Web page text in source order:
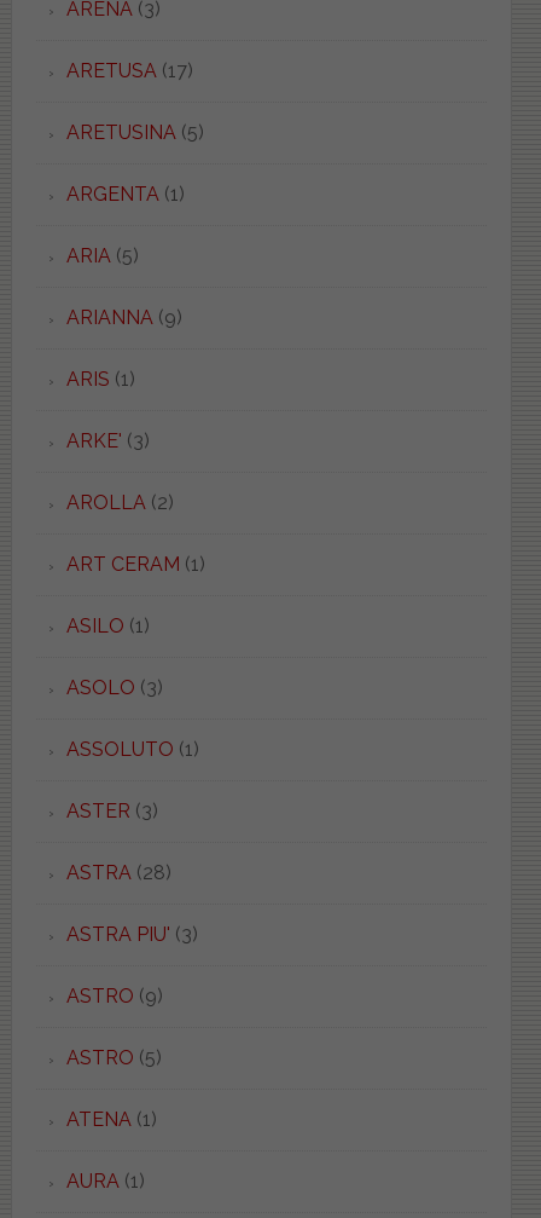
ARENA(3)
ARETUSA(17)
ARETUSINA(5)
ARGENTA(1)
ARIA(5)
ARIANNA(9)
ARIS (1)
ARKE' (3)
AROLLA(2)
ART CERAM (1)
ASILO (1)
ASOLO (3)
ASSOLUTO (1)
ASTER (3)
ASTRA(28)
ASTRA PIU' (3)
ASTRO (9)
ASTRO (5)
ATENA(1)
AURA(1)